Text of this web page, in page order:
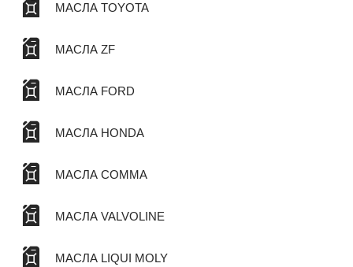
МАСЛА TOYOTA
МАСЛА ZF
МАСЛА FORD
МАСЛА HONDA
МАСЛА COMMA
МАСЛА VALVOLINE
МАСЛА LIQUI MOLY